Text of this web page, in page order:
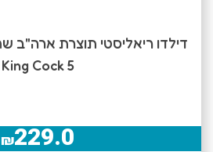
King Cock 5
₪229.0